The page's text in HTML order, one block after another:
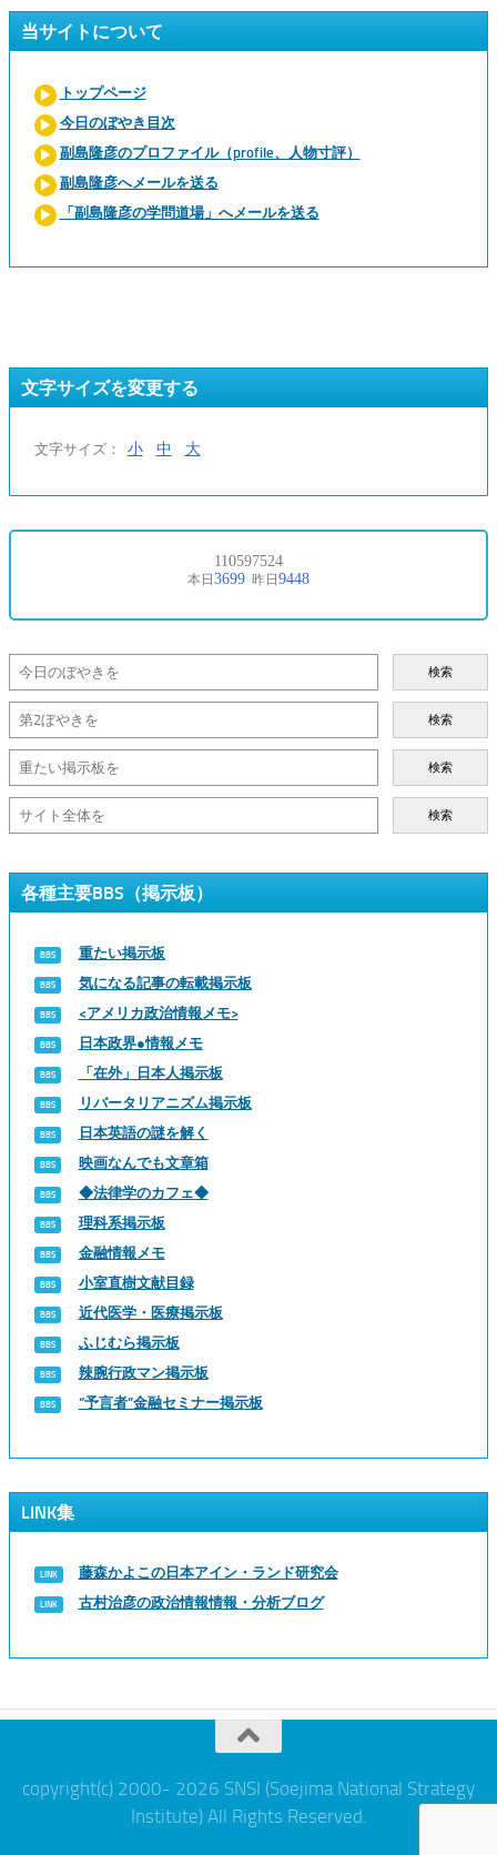
当サイトについて
トップページ
今日のぼやき目次
副島隆彦のプロファイル（profile、人物寸評）
副島隆彦へメールを送る
「副島隆彦の学問道場」へメールを送る
文字サイズを変更する
文字サイズ： 小 中 大
検索
検索
検索
検索
各種主要BBS（掲示板）
重たい掲示板
気になる記事の転載掲示板
<アメリカ政治情報メモ>
日本政界●情報メモ
「在外」日本人掲示板
リバータリアニズム掲示板
日本英語の謎を解く
映画なんでも文章箱
◆法律学のカフェ◆
理科系掲示板
金融情報メモ
小室直樹文献目録
近代医学・医療掲示板
ふじむら掲示板
辣腕行政マン掲示板
“予言者”金融セミナー掲示板
LINK集
藤森かよこの日本アイン・ランド研究会
古村治彦の政治情報情報・分析ブログ
copyright(c) 2000- 2026 SNSI (Soejima National Strategy
Institute) All Rights Reserved.